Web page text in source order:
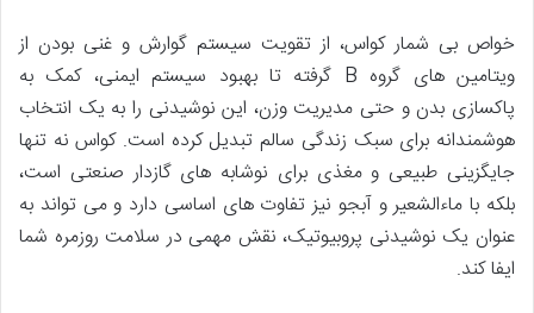
خواص بی شمار کواس، از تقویت سیستم گوارش و غنی بودن از
ویتامین های گروه B گرفته تا بهبود سیستم ایمنی، کمک به
پاکسازی بدن و حتی مدیریت وزن، این نوشیدنی را به یک انتخاب
هوشمندانه برای سبک زندگی سالم تبدیل کرده است. کواس نه تنها
جایگزینی طبیعی و مغذی برای نوشابه های گازدار صنعتی است،
بلکه با ماءالشعیر و آبجو نیز تفاوت های اساسی دارد و می تواند به
عنوان یک نوشیدنی پروبیوتیک، نقش مهمی در سلامت روزمره شما
ایفا کند.